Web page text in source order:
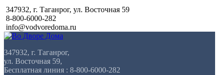
347932, г. Таганрог, ул. Восточная 59
8-800-6000-282
info@vodvoredoma.ru
347932, г. Таганрог,
ул. Восточная 59,
Бесплатная линия : 8-800-6000-282